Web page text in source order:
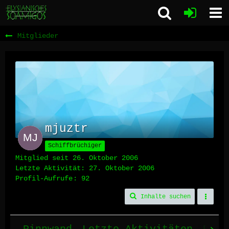
Mitglieder
mjuztr
Schiffbrüchiger
Mitglied seit 26. Oktober 2006
Letzte Aktivität: 27. Oktober 2006
Profil-Aufrufe
92
Inhalte suchen